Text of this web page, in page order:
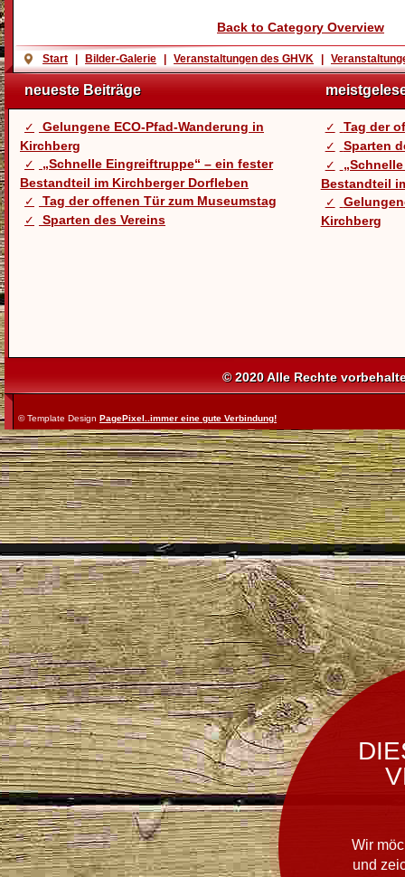
Back to Category Overview
Start Bilder-Galerie Veranstaltungen des GHVK
neueste Beiträge
Gelungene ECO-Pfad-Wanderung in
Kirchberg
„Schnelle Eingreiftruppe“ – ein fester
Bestandteil im Kirchberger Dorfleben
Tag der offenen Tür zum Museumstag
Sparten des Vereins
Tag der
Sparten
Bestandteil
Kirchberg
© 2020 Alle Rechte
© Template Design PagePixel..immer eine gute Verbindung!
Wir
und